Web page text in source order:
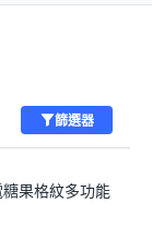
篩選器
糖果格紋多功能